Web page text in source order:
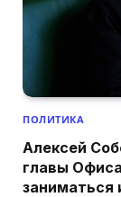
ПОЛИТИКА
Алексей
главы
заниматься